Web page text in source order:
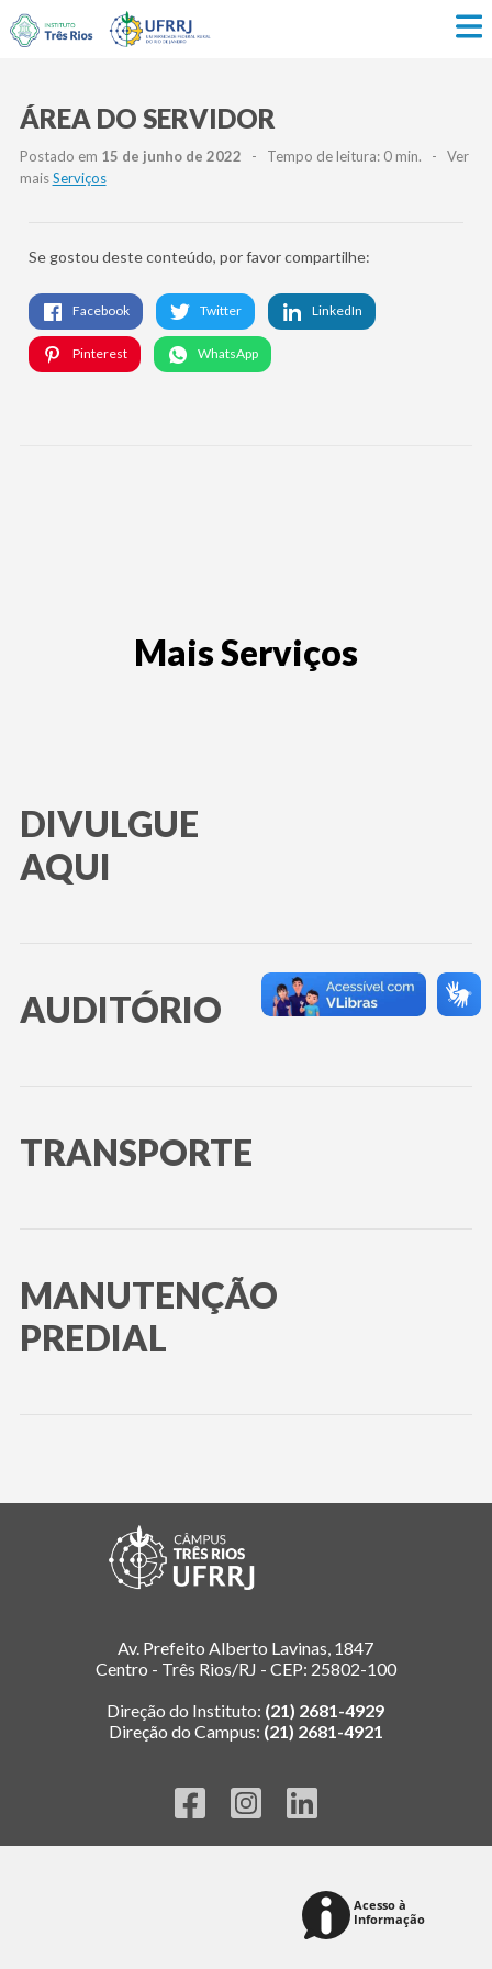
ÁREA DO SERVIDOR
Postado em 15 de junho de 2022 - Tempo de leitura: 0 min. - Ver
maisServiços
Se gostou deste conteúdo, por favor compartilhe:
Facebook Twitter LinkedIn
Pinterest WhatsApp
Mais Serviços
DIVULGUE
AQUI
AUDITÓRIO
TRANSPORTE
MANUTENÇÃO
PREDIAL
Av. Prefeito Alberto Lavinas, 1847
Centro - Três Rios/RJ - CEP: 25802-100
Direção do Instituto: (21) 2681-4929
Direção do Campus: (21) 2681-4921